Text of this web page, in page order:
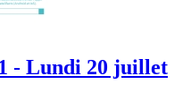
- Lundi 20 juillet